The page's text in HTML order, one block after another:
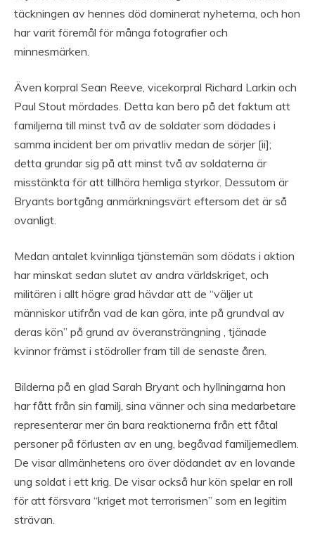
täckningen av hennes död dominerat nyheterna, och hon
har varit föremål för många fotografier och
minnesmärken.
Även korpral Sean Reeve, vicekorpral Richard Larkin och
Paul Stout mördades. Detta kan bero på det faktum att
familjerna till minst två av de soldater som dödades i
samma incident ber om privatliv medan de sörjer [ii];
detta grundar sig på att minst två av soldaterna är
misstänkta för att tillhöra hemliga styrkor. Dessutom är
Bryants bortgång anmärkningsvärt eftersom det är så
ovanligt.
Medan antalet kvinnliga tjänstemän som dödats i aktion
har minskat sedan slutet av andra världskriget, och
militären i allt högre grad hävdar att de “väljer ut
människor utifrån vad de kan göra, inte på grundval av
deras kön” på grund av överansträngning , tjänade
kvinnor främst i stödroller fram till de senaste åren.
Bilderna på en glad Sarah Bryant och hyllningarna hon
har fått från sin familj, sina vänner och sina medarbetare
representerar mer än bara reaktionerna från ett fåtal
personer på förlusten av en ung, begåvad familjemedlem.
De visar allmänhetens oro över dödandet av en lovande
ung soldat i ett krig. De visar också hur kön spelar en roll
för att försvara “kriget mot terrorismen” som en legitim
strävan.